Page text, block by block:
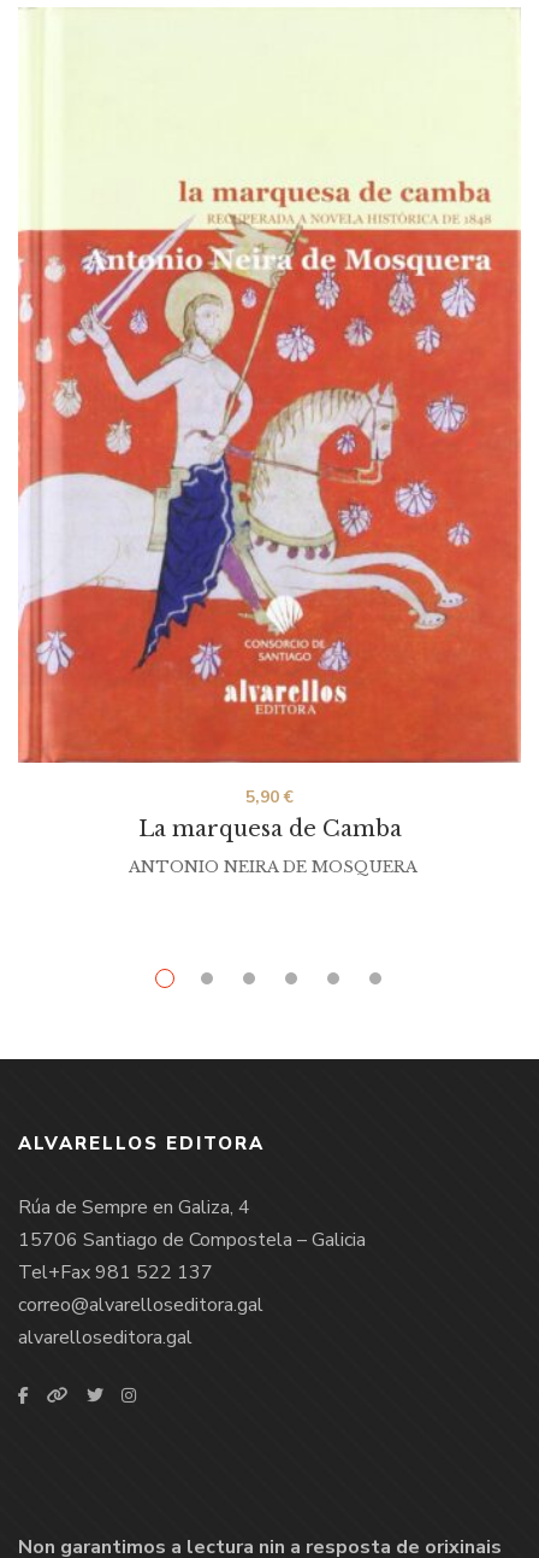
La marquesa de Camba
5,90€
ANTONIO NEIRA DE MOSQUERA
ALVARELLOS EDITORA
Rúa de Sempre en Galiza, 4
15706 Santiago de Compostela – Galicia
Tel+Fax 981 522 137
correo@alvarelloseditora.gal
alvarelloseditora.gal
Non garantimos a lectura nin a resposta de orixinais